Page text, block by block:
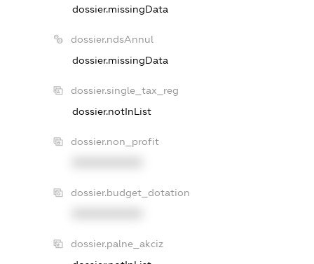
dossier.missingData
dossier.ndsAnnul
dossier.missingData
dossier.single_tax_reg
dossier.notInList
dossier.non_profit
dossier.budget_dotation
dossier.palne_akciz